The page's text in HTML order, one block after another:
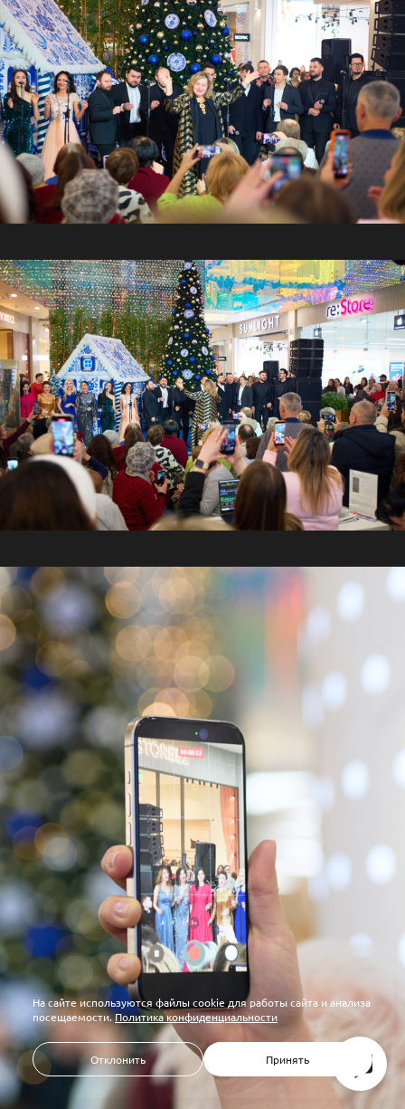
На сайте используются файлы cookie для работы сайта и анализа
посещаемости.Политика конфиденциальности
Отклонить Принять